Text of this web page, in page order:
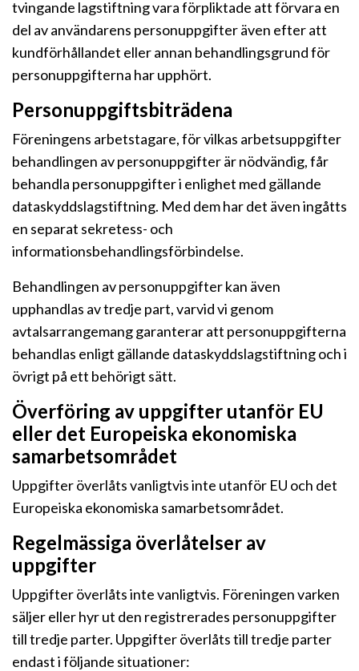
tvingande lagstiftning vara förpliktade att förvara en
del av användarens personuppgifter även efter att
kundförhållandet eller annan behandlingsgrund för
personuppgifterna har upphört.
Personuppgiftsbiträdena
Föreningens arbetstagare, för vilkas arbetsuppgifter
behandlingen av personuppgifter är nödvändig, får
behandla personuppgifter i enlighet med gällande
dataskyddslagstiftning. Med dem har det även ingåtts
en separat sekretess- och
informationsbehandlingsförbindelse.
Behandlingen av personuppgifter kan även
upphandlas av tredje part, varvid vi genom
avtalsarrangemang garanterar att personuppgifterna
behandlas enligt gällande dataskyddslagstiftning och i
övrigt på ett behörigt sätt.
Överföring av uppgifter utanför EU
eller det Europeiska ekonomiska
samarbetsområdet
Uppgifter överlåts vanligtvis inte utanför EU och det
Europeiska ekonomiska samarbetsområdet.
Regelmässiga överlåtelser av
uppgifter
Uppgifter överlåts inte vanligtvis. Föreningen varken
säljer eller hyr ut den registrerades personuppgifter
till tredje parter. Uppgifter överlåts till tredje parter
endast i följande situationer: